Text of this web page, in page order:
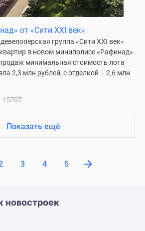
от «Сити XXI век»
группа «Сити XXI век»
в новом миниполисе «Рафинад»
минимальная стоимость лота
2,3 млн рублей, с отделкой – 2,6 млн
15707
Показать ещё
3 4 5
новостроек